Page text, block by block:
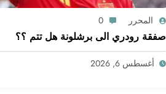
المحرر 0
صفقة رودري الى برشلونة هل تتم ؟؟
أغسطس 6, 2026